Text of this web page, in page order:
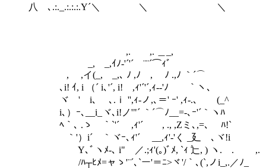
八ゝ､.:._.:.:.:.Y´＼ ＼ ＼
,. ,. ＿_,
_, _,ｲﾉ-'´'´ ¨¨´⌒ｨﾞ
, ,イ(_,ゝ_,､ ﾉ ,ﾉ , ﾉ .,ﾉ ｀´⌒ゝ
､i! ｲ, i （´ i､'´, i! ,ｨ'´'´,ｨ-‐'ﾉ ｀ヽ､
ヾゝ' i､ ゝ､.ｉ '',ｨ-ノ,､＝' ｰ' ,ｨ‐.､ (_^
i､）ｰ､__i_ヾ､i!ノ'"´ ｀´⌒ﾉ__=-､ｰ'´｀ヽﾊ
ﾍ｀､ .ゝ ｀`'´ ,ｨ'´ , ., ,Zミ､,=､ ﾊ!`
｀'）i´ ｀ヾｰ､ｨ'´ __,ｨ'-'く _廴ゝ､ヾ!i
Y､ﾞヽﾒ-､ i" ／.;ｨ'(｡)ﾞﾒ, `ｨ 辷, ) ヽ. . ,.
/ﾊ┬ﾋﾒ=ャゝ'¨´､`ー'＝ﾆ>ヾ'/｀､(`,ノi_,.／ﾉ_